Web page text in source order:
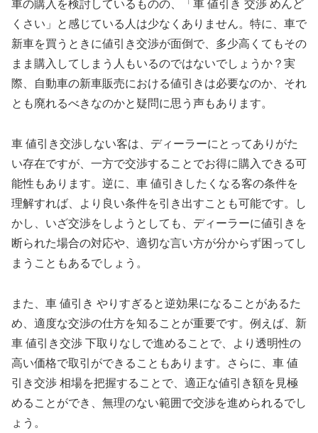
車の購入を検討しているものの、「車 値引き 交渉 めんど
くさい」と感じている人は少なくありません。特に、車で
新車を買うときに値引き交渉が面倒で、多少高くてもその
まま購入してしまう人もいるのではないでしょうか？実
際、自動車の新車販売における値引きは必要なのか、それ
とも廃れるべきなのかと疑問に思う声もあります。
車 値引き交渉しない客は、ディーラーにとってありがた
い存在ですが、一方で交渉することでお得に購入できる可
能性もあります。逆に、車 値引きしたくなる客の条件を
理解すれば、より良い条件を引き出すことも可能です。し
かし、いざ交渉をしようとしても、ディーラーに値引きを
断られた場合の対応や、適切な言い方が分からず困ってし
まうこともあるでしょう。
また、車 値引き やりすぎると逆効果になることがあるた
め、適度な交渉の仕方を知ることが重要です。例えば、新
車 値引き交渉 下取りなしで進めることで、より透明性の
高い価格で取引ができることもあります。さらに、車 値
引き交渉 相場を把握することで、適正な値引き額を見極
めることができ、無理のない範囲で交渉を進められるでし
ょう。